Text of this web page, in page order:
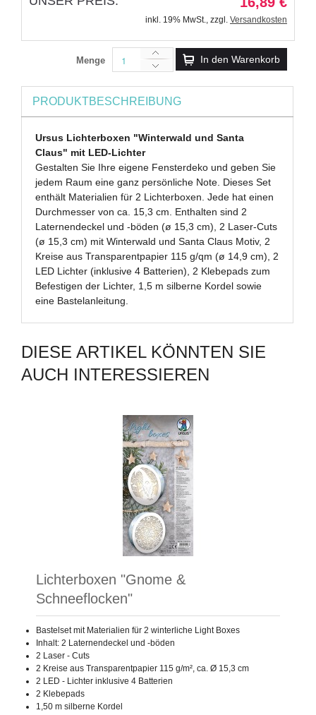
inkl. 19% MwSt., zzgl. Versandkosten
Menge In den Warenkorb
PRODUKTBESCHREIBUNG
Ursus Lichterboxen "Winterwald und Santa
Claus" mit LED-Lichter
Gestalten Sie Ihre eigene Fensterdeko und geben Sie
jedem Raum eine ganz persönliche Note. Dieses Set
enthält Materialien für 2 Lichterboxen. Jede hat einen
Durchmesser von ca. 15,3 cm. Enthalten sind 2
Laternendeckel und -böden (ø 15,3 cm), 2 Laser-Cuts
(ø 15,3 cm) mit Winterwald und Santa Claus Motiv, 2
Kreise aus Transparentpapier 115 g/qm (ø 14,9 cm), 2
LED Lichter (inklusive 4 Batterien), 2 Klebepads zum
Befestigen der Lichter, 1,5 m silberne Kordel sowie
eine Bastelanleitung.
DIESE ARTIKEL KÖNNTEN SIE
AUCH INTERESSIEREN
Lichterboxen "Gnome &
Schneeflocken"
Bastelset mit Materialien für 2 winterliche Light Boxes
Inhalt: 2 Laternendeckel und -böden
2 Laser - Cuts
2 Kreise aus Transparentpapier 115 g/m², ca. Ø 15,3 cm
2 LED - Lichter inklusive 4 Batterien
2 Klebepads
1,50 m silberne Kordel